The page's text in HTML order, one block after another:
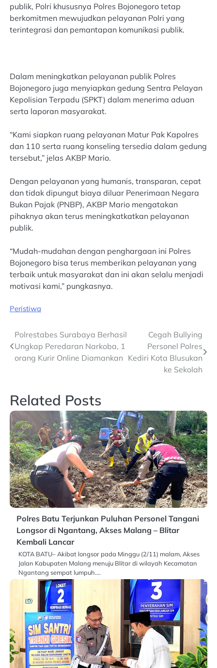
publik, Polri khususnya Polres Bojonegoro tetap
berkomitmen mewujudkan pelayanan Polri yang
terintegrasi dan pemantapan komunikasi publik.
Dalam meningkatkan pelayanan publik Polres
Bojonegoro juga menyiapkan gedung Sentra Pelayan
Kepolisian Terpadu (SPKT) dalam menerima aduan
serta laporan masyarakat.
“Kami siapkan ruang pelayanan Matur Pak Kapolres
dan 110 serta ruang konseling tersedia dalam gedung
tersebut,” jelas AKBP Mario.
Dengan pelayanan yang humanis, transparan, cepat
dan tidak dipungut biaya diluar Penerimaan Negara
Bukan Pajak (PNBP), AKBP Mario mengatakan
pihaknya akan terus meningkatkatkan pelayanan
publik.
“Mudah-mudahan dengan penghargaan ini Polres
Bojonegoro bisa terus memberikan pelayanan yang
terbaik untuk masyarakat dan ini akan selalu menjadi
motivasi kami,” pungkasnya.
Peristiwa
Post
navigation
Polrestabes Surabaya Berhasil
Ungkap Peredaran Narkoba, 1
orang Kurir Online Diamankan
Cegah Bullying
Personel Polres
Kediri Kota Blusukan
ke Sekolah
Related Posts
Polres Batu Terjunkan Puluhan Personel Tangani
Longsor di Ngantang, Akses Malang – Blitar
Kembali Lancar
KOTA BATU– Akibat longsor pada Minggu (2/11) malam, Akses
Jalan Kabupaten Malang menuju Blitar di wilayah Kecamatan
Ngantang sempat lumpuh.…